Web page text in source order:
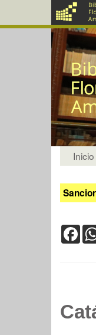
Inicio